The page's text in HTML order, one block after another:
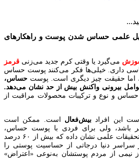
علمی حساس شدن پوست و راهکارهای
می‌گیرد یا وقتی کرم جدید می‌زنی قرمز
داری. خیلی‌ها فکر می‌کنند پوست حساس
اما حقیقت چیز دیگری است. پوست حساس،
بیرونی واکنش بیش از حد نشان می‌دهد.
و نوع و ترکیبات محصولات مراقبت از
این افرادبیش‌فعال است. ممکن است
باشد، ولی برای فردی با پوست حساس،
قرمزی یا خارش ایجاد کند. تحقیقات علمی نشان داده که بیش از ۶۰ درصد
در سراسر دنیا درجاتی از حساسیت پوستی را
نیمی از مردم پوستشان به‌نوعی «اعتراض»